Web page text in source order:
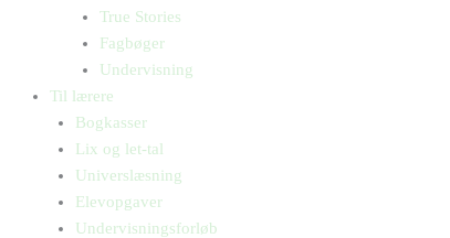
True Stories
Fagbøger
Undervisning
Til lærere
Bogkasser
Lix og let-tal
Universlæsning
Elevopgaver
Undervisningsforløb